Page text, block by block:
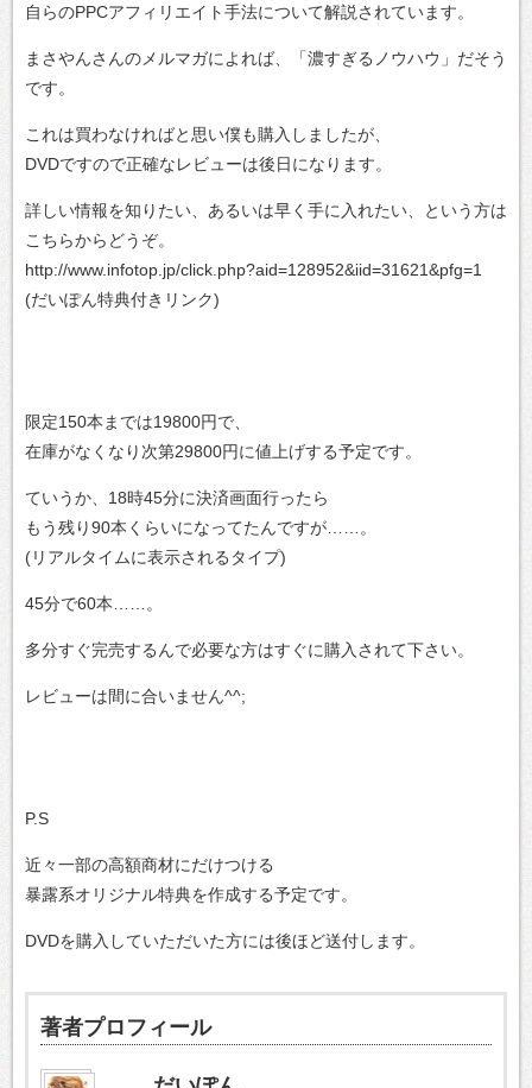
自らのPPCアフィリエイト手法について解説されています。
まさやんさんのメルマガによれば、「濃すぎるノウハウ」だそう
です。
これは買わなければと思い僕も購入しましたが、
DVDですので正確なレビューは後日になります。
詳しい情報を知りたい、あるいは早く手に入れたい、という方は
こちらからどうぞ。
http://www.infotop.jp/click.php?aid=128952&iid=31621&pfg=1
(だいぽん特典付きリンク)
限定150本までは19800円で、
在庫がなくなり次第29800円に値上げする予定です。
ていうか、18時45分に決済画面行ったら
もう残り90本くらいになってたんですが……。
(リアルタイムに表示されるタイプ)
45分で60本……。
多分すぐ完売するんで必要な方はすぐに購入されて下さい。
レビューは間に合いません^^;
P.S
近々一部の高額商材にだけつける
暴露系オリジナル特典を作成する予定です。
DVDを購入していただいた方には後ほど送付します。
著者プロフィール